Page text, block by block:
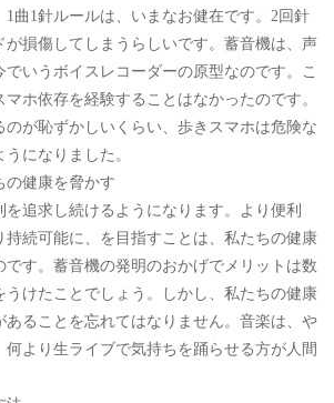
1曲1針ルールは、いまなお健在です。2回針
が損傷してしまうらしいです。蓄音機は、声
でいうボイスレコーダーの原型なのです。こ
ホ依存を経験することはなかったのです。
のが恥ずかしいくらい、歩きスマホは危険な
になりました。
の健康を脅かす
追求し続けるようになります。より便利
持続可能に、を目指すことは、私たちの健康
です。蓄音機の発明のおかげでメリットは数
うけたことでしょう。しかし、私たちの健康
あることを忘れてはなりません。音楽は、や
何より生ライブで気持ちを踊らせる方が人間